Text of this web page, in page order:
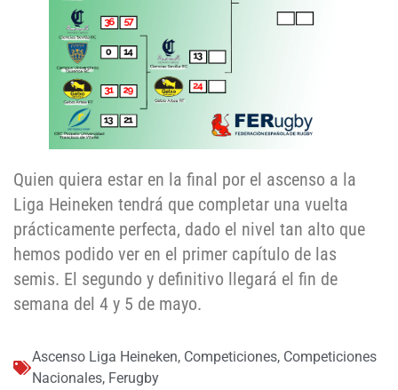
Quien quiera estar en la final por el ascenso a la
Liga Heineken tendrá que completar una vuelta
prácticamente perfecta, dado el nivel tan alto que
hemos podido ver en el primer capítulo de las
semis. El segundo y definitivo llegará el fin de
semana del 4 y 5 de mayo.
Ascenso Liga Heineken, Competiciones, Competiciones
Nacionales, Ferugby